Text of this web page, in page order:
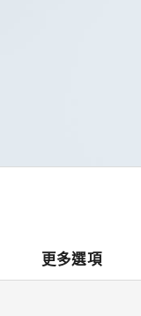
更多選項